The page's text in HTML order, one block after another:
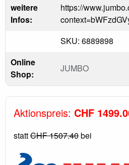
weitere
Infos:
https://
SKU: 6889898
Online
Shop:
JUMBO
Aktionspreis: CHF
stattCHF 1507.40bei